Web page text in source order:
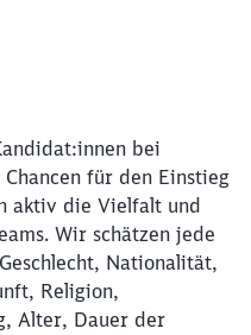
bei
für den Einstieg
aktiv die Vielfalt und
Wir schätzen jede
Nationalität,
Religion,
Alter, Dauer der